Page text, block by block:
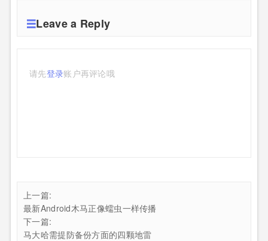
Leave a Reply
请先登录账户再评论哦
上一篇:
最新Android木马正像蠕虫一样传播
下一篇:
马大哈需提防备份方面的四颗地雷